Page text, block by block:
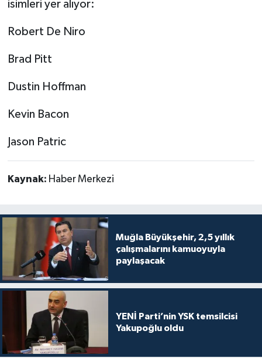
isimleri yer alıyor:
Robert De Niro
Brad Pitt
Dustin Hoffman
Kevin Bacon
Jason Patric
Kaynak: Haber Merkezi
Muğla Büyükşehir, 2,5 yıllık
çalışmalarını kamuoyuyla
paylaşacak
YENİ Parti’nin YSK temsilcisi
Yakupoğlu oldu